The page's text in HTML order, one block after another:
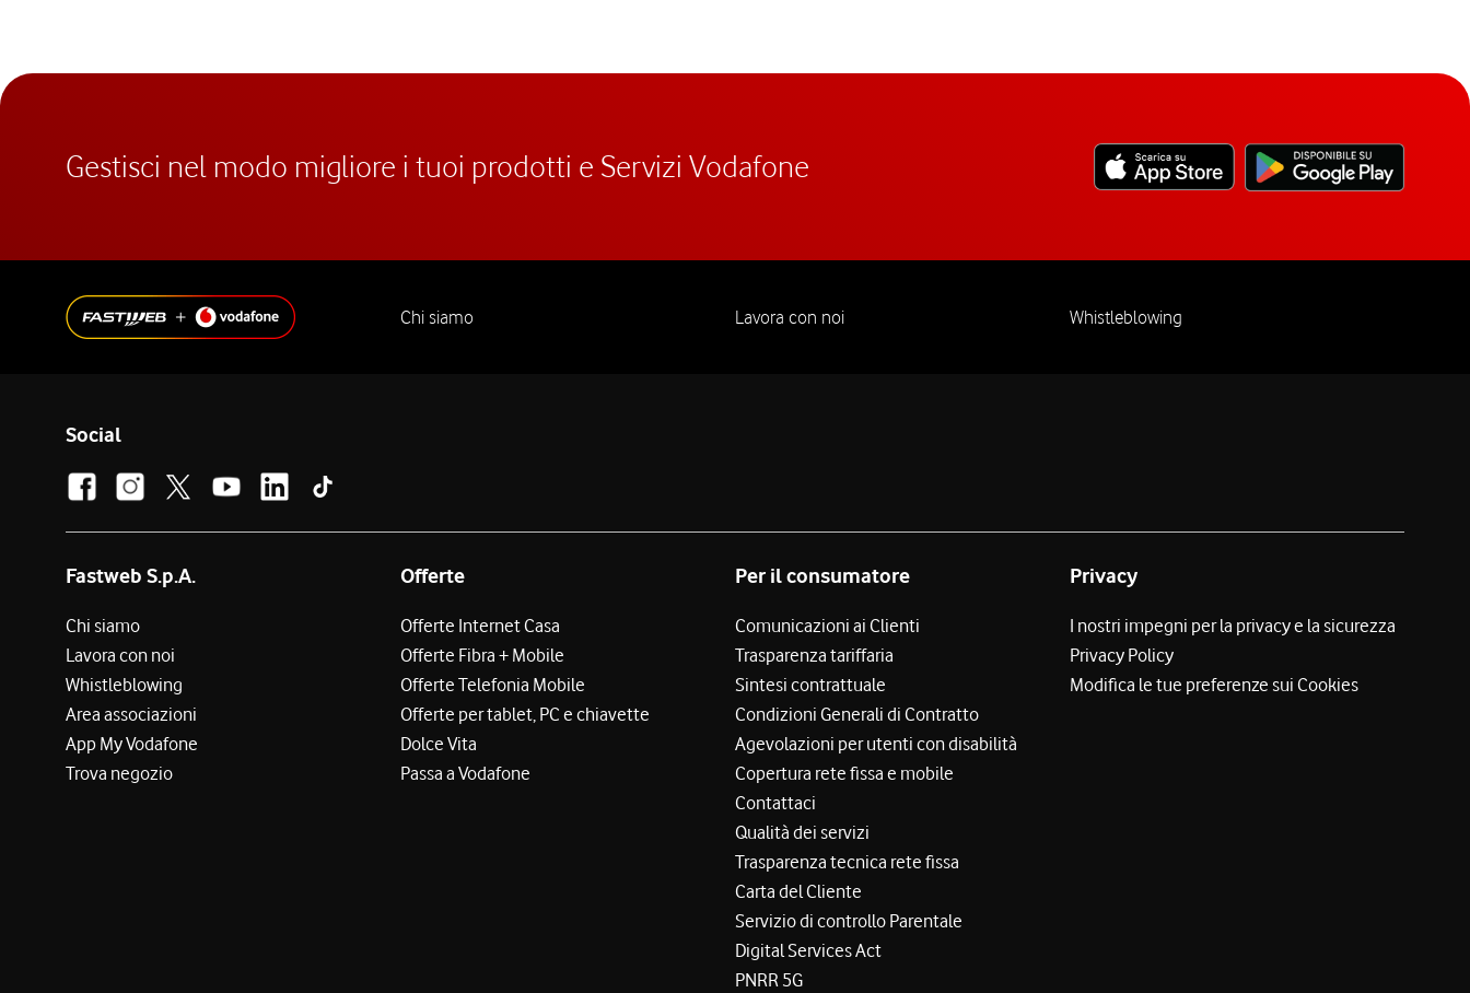
Gestisci nel modo migliore i tuoi prodotti e Servizi Vodafone
Chi siamo Lavora con noi Whistleblowing
Social
Fastweb S.p.A.
Chi siamo
Lavora con noi
Whistleblowing
Area associazioni
App My Vodafone
Trova negozio
Offerte
Offerte Internet Casa
Offerte Fibra + Mobile
Offerte Telefonia Mobile
Offerte per tablet, PC e chiavette
Dolce Vita
Passa a Vodafone
Per il consumatore
Comunicazioni ai Clienti
Trasparenza tariffaria
Sintesi contrattuale
Condizioni Generali di Contratto
Agevolazioni per utenti con disabilità
Copertura rete fissa e mobile
Contattaci
Qualità dei servizi
Trasparenza tecnica rete fissa
Carta del Cliente
Servizio di controllo Parentale
Digital Services Act
PNRR 5G
Privacy
I nostri impegni per la privacy e la sicurezza
Privacy Policy
Modifica le tue preferenze sui Cookies